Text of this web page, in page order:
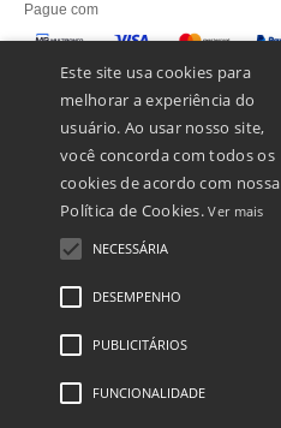
Pague com
Enviamos com
Menções Legais-Política de Privacidade
Este site usa cookies para
melhorar a experiência do
usuário. Ao usar nosso site,
você concorda com todos os
cookies de acordo com nossa
Política de Cookies.Ver mais
NECESSÁRIA
DESEMPENHO
PUBLICITÁRIOS
FUNCIONALIDADE